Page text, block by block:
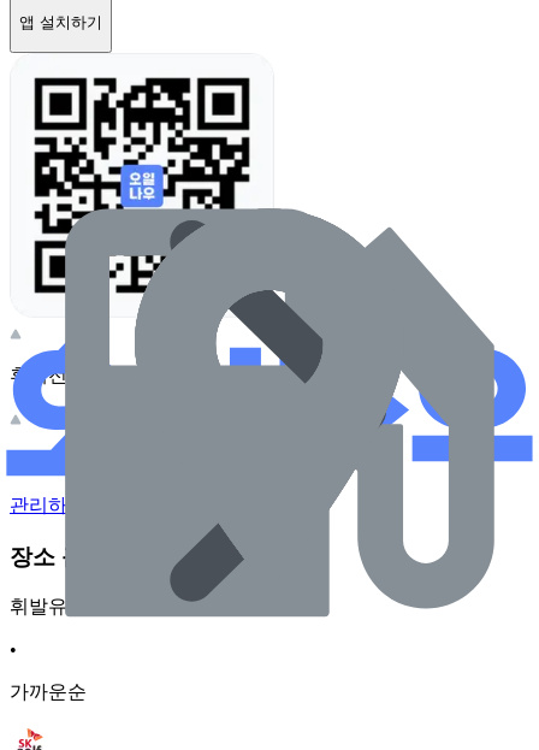
앱 설치하기
휴대전화 카메라로 찍어보세요
관리하기
장소 근처 주유소
휘발유
•
가까운순